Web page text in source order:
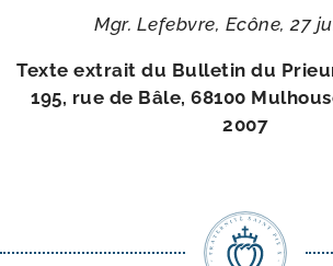
Mgr. Lefebvre, Ecône, 27
Texte extrait du Bulletin du
195, rue de Bâle, 68100
2007